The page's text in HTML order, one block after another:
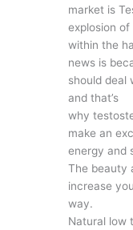
market is
explosion of
within the
news is
should deal
and that’s
why
make an
energy and
The beauty
increase
way.
Natural low